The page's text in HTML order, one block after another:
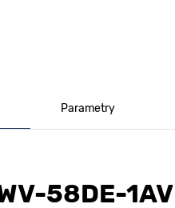
Parametry
58DE-